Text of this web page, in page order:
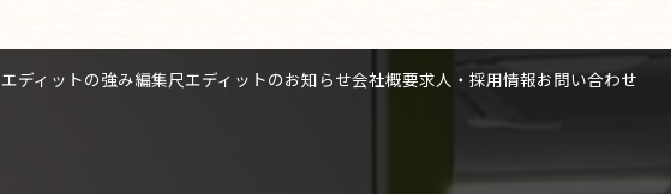
エディットの強み編集尺エディットのお知らせ会社概要求人・採用情報お問い合わせ